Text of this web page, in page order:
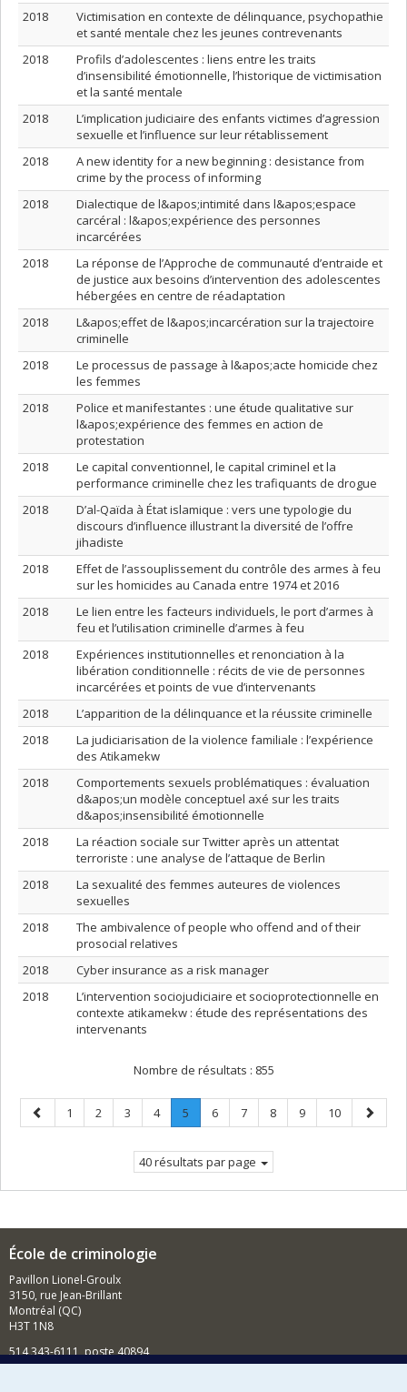
2018
Victimisation en contexte de délinquance, psychopathie
et santé mentale chez les jeunes contrevenants
2018
Profils d’adolescentes : liens entre les traits
d’insensibilité émotionnelle, l’historique de victimisation
et la santé mentale
2018
L’implication judiciaire des enfants victimes d’agression
sexuelle et l’influence sur leur rétablissement
2018
A new identity for a new beginning : desistance from
crime by the process of informing
2018
Dialectique de l&apos;intimité dans l&apos;espace
carcéral : l&apos;expérience des personnes
incarcérées
2018
La réponse de l’Approche de communauté d’entraide et
de justice aux besoins d’intervention des adolescentes
hébergées en centre de réadaptation
2018
L&apos;effet de l&apos;incarcération sur la trajectoire
criminelle
2018
Le processus de passage à l&apos;acte homicide chez
les femmes
2018
Police et manifestantes : une étude qualitative sur
l&apos;expérience des femmes en action de
protestation
2018
Le capital conventionnel, le capital criminel et la
performance criminelle chez les trafiquants de drogue
2018
D’al-Qaïda à État islamique : vers une typologie du
discours d’influence illustrant la diversité de l’offre
jihadiste
2018
Effet de l’assouplissement du contrôle des armes à feu
sur les homicides au Canada entre 1974 et 2016
2018
Le lien entre les facteurs individuels, le port d’armes à
feu et l’utilisation criminelle d’armes à feu
2018
Expériences institutionnelles et renonciation à la
libération conditionnelle : récits de vie de personnes
incarcérées et points de vue d’intervenants
2018
L’apparition de la délinquance et la réussite criminelle
2018
La judiciarisation de la violence familiale : l’expérience
des Atikamekw
2018
Comportements sexuels problématiques : évaluation
d&apos;un modèle conceptuel axé sur les traits
d&apos;insensibilité émotionnelle
2018
La réaction sociale sur Twitter après un attentat
terroriste : une analyse de l’attaque de Berlin
2018
La sexualité des femmes auteures de violences
sexuelles
2018
The ambivalence of people who offend and of their
prosocial relatives
2018
Cyber insurance as a risk manager
2018
L’intervention sociojudiciaire et socioprotectionnelle en
contexte atikamekw : étude des représentations des
intervenants
Nombre de résultats : 855
Page
précédente
Page
1 Page
2 Page
3 Page
4 Page
5
Page
Page
6 Page
7 Page
8 Page
9 Page
10
Page
40 résultats par page
École de criminologie
Pavillon Lionel-Groulx
3150, rue Jean-Brillant
Montréal (QC)
H3T 1N8
514 343-6111, poste 40894